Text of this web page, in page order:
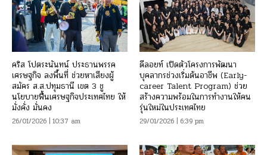
คริส โปตระนันทน์ ประธานพรรค
เศรษฐกิจ ลงพื้นที่ ช่วยหาเสียงผู้
สมัคร ส.ส.ปทุมธานี เขต 3 ชู
นโยบายฟื้นเศรษฐกิจประเทศไทย ให้
มั่งคั่ง มั่นคง
26/01/2026 | 10:37 am
ดีลอยท์ เปิดตัวโครงการพัฒนา
บุคลากรช่วงเริ่มต้นอาชีพ (Early-
career Talent Program) ช่วย
สร้างความพร้อมในการทำงานให้คน
รุ่นใหม่ในประเทศไทย
29/01/2026 | 6:39 pm